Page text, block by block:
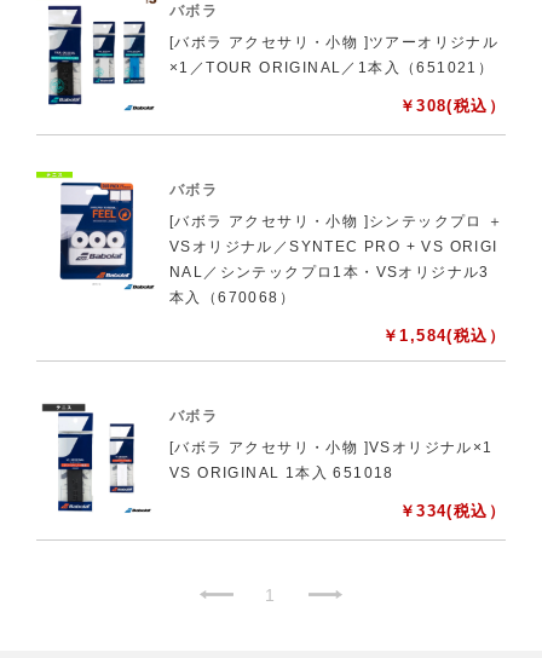
バボラ
[バボラ アクセサリ・小物 ]ツアーオリジナル
×1／TOUR ORIGINAL／1本入（651021）
￥308(税込）
バボラ
[バボラ アクセサリ・小物 ]シンテックプロ ＋
VSオリジナル／SYNTEC PRO + VS ORIGI
NAL／シンテックプロ1本・VSオリジナル3
本入（670068）
￥1,584(税込）
バボラ
[バボラ アクセサリ・小物 ]VSオリジナル×1
VS ORIGINAL 1本入 651018
￥334(税込）
1